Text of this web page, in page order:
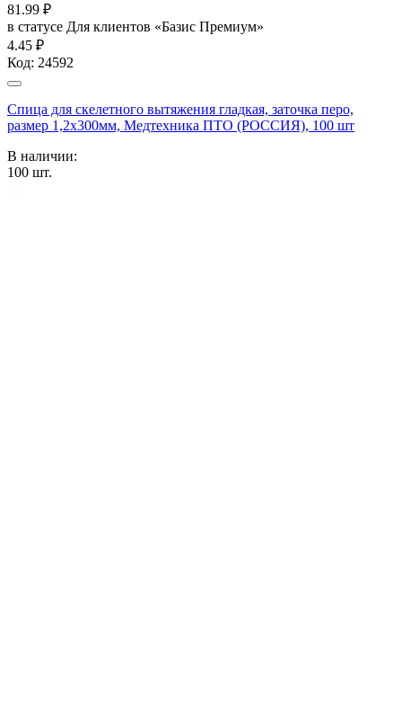
81.99 ₽
в статусе Для клиентов «Базис Премиум»
4.45 ₽
Код: 24592
Спица для скелетного вытяжения гладкая, заточка перо,
размер 1,2х300мм, Медтехника ПТО (РОССИЯ), 100 шт
В наличии:
100 шт.